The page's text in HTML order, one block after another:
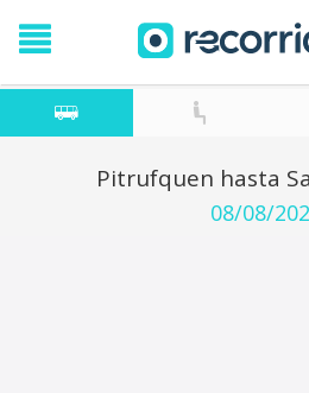
Pitrufquen hasta
08/08/